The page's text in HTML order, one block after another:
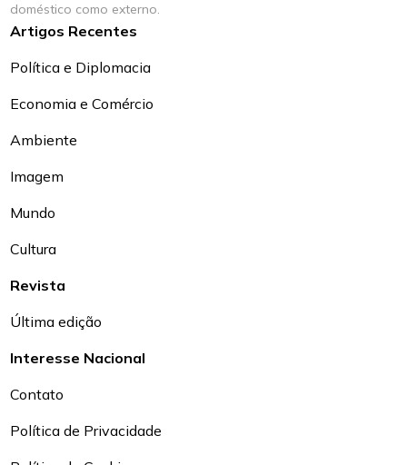
doméstico como externo.
Artigos Recentes
Política e Diplomacia
Economia e Comércio
Ambiente
Imagem
Mundo
Cultura
Revista
Última edição
Interesse Nacional
Contato
Política de Privacidade